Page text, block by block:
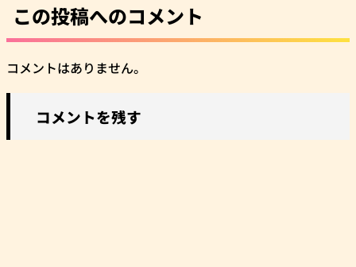
この投稿へのコメント
コメントはありません。
コメントを残す